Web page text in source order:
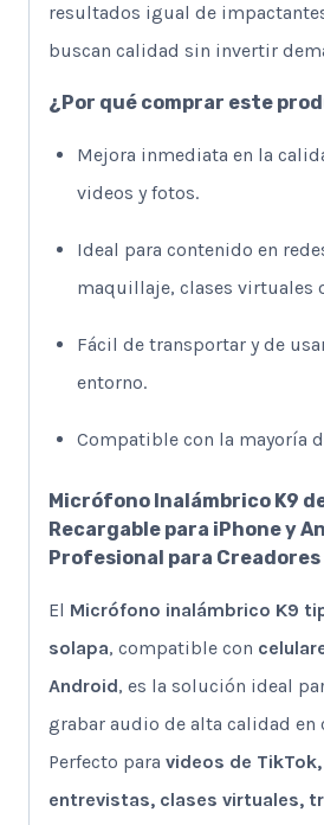
resultados igual de
buscan calidad sin invertir
¿Por qué comprar este
Mejora inmediata en la
videos y fotos.
Ideal para contenido en
maquillaje, clases virtuales
Fácil de transportar y de
entorno.
Compatible con la mayoría
Micrófono Inalámbrico K9
Recargable para iPhone y
Profesional para Creadores
El Micrófono inalámbrico K9
solapa, compatible con
Android, es la solución ideal
grabar audio de alta calidad
Perfecto para videos de TikTok,
entrevistas, clases virtuales,